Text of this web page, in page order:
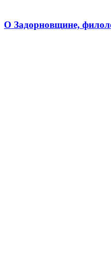
О Задорновщине,